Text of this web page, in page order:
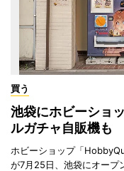
買う
池袋にホビーショ
ルガチャ自販機も
ホビーショップ「
が7月25日、池袋にオープ